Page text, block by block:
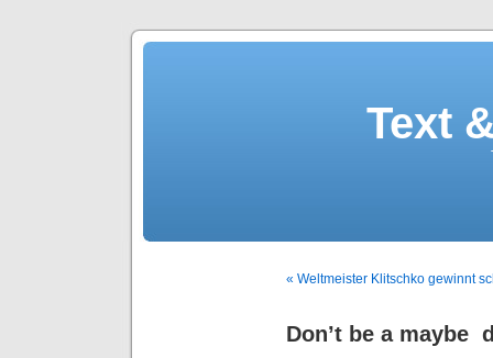
Text
« Weltmeister Klitschko gewinnt
Don’t be a maybe 